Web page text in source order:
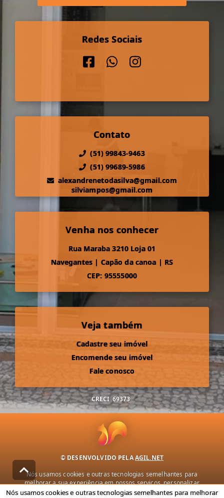
Redes Sociais
Contato
(51) 99843-9463
(51) 99689-5986
alexandrenetodasilva@gmail.com
silviampos@gmail.com
Venha nos conhecer
Rua Maraba 3210 Loja 01
Navegantes | Capão da canoa | RS
CEP: 95555000
Veja também
Cadastre seu imóvel
Encomende seu imóvel
Fale conosco
CRECI 69373
© DESENVOLVIDO PELAAGIL.NET
Nós usamos cookies e outras tecnologias semelhantes para
melhorar a sua experiência em nossos serviços, personalizar
publicidade e recomendar conteúdo de seu interesse. Ao utilizar
Nós usamos cookies e outras tecnologias semelhantes para melhorar